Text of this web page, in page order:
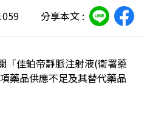
分享本文 :
「佳鉑帝靜脈注射液(衛署藥
藥品供應不足及其替代藥品